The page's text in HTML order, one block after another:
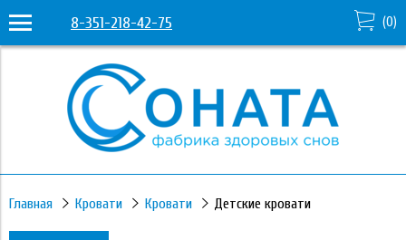
8-351-218-42-75 (0)
Главная Кровати Кровати Детские кровати